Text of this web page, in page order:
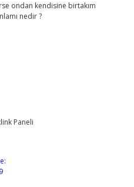
ondan kendisine birtakım
nedir ?